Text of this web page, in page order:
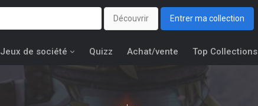
Découvrir Entrer ma collection
Jeux de société Quizz Achat/vente Top Collections